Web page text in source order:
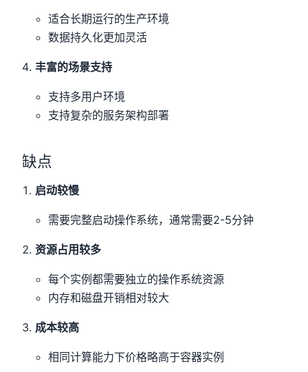
适合长期运行的生产环境
数据持久化更加灵活
丰富的场景支持
支持多用户环境
支持复杂的服务架构部署
缺点
启动较慢
需要完整启动操作系统，通常需要2-5分钟
资源占用较多
每个实例都需要独立的操作系统资源
内存和磁盘开销相对较大
成本较高
相同计算能力下价格略高于容器实例